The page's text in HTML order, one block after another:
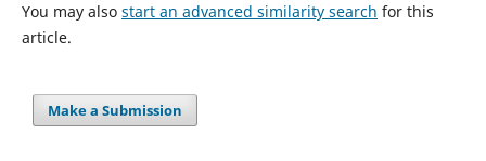
You may also start an advanced similarity search for this
article.
Make a Submission